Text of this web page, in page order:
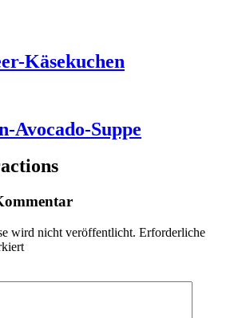
Käsekuchen
Avocado-Suppe
wird nicht veröffentlicht. Erforderliche